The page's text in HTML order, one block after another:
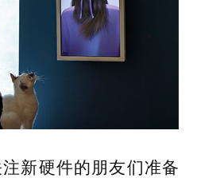
新硬件的朋友们准备